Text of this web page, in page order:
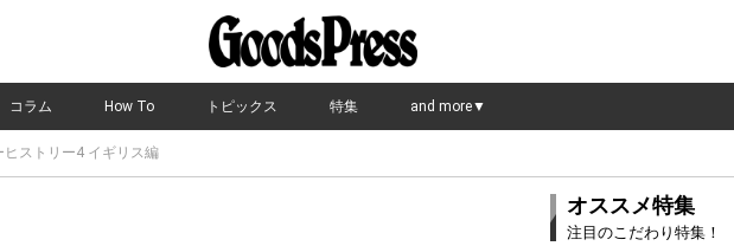
コラム How To トピックス 特集 and more▼
ヒストリー4 イギリス編
オススメ特集
注目のこだわり特集！